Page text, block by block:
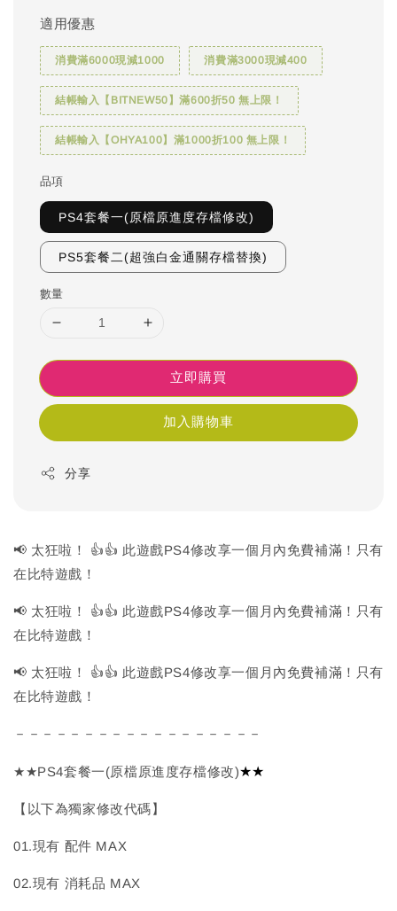
適用優惠
消費滿6000現減1000 消費滿3000現減400
結帳輸入【BITNEW50】滿600折50 無上限！
結帳輸入【OHYA100】滿1000折100 無上限！
品項
PS4套餐一(原檔原進度存檔修改)
PS5套餐二(超強白金通關存檔替換)
數量
立即購買
加入購物車
分享
📢 太狂啦！ 👍👍 此遊戲PS4修改享一個月內免費補滿！只有
在比特遊戲！
📢 太狂啦！ 👍👍 此遊戲PS4修改享一個月內免費補滿！只有
在比特遊戲！
📢 太狂啦！ 👍👍 此遊戲PS4修改享一個月內免費補滿！只有
在比特遊戲！
－－－－－－－－－－－－－－－－－－
★★PS4套餐一(原檔原進度存檔修改)★★
【以下為獨家修改代碼】
01.現有 配件 MAX
02.現有 消耗品 MAX